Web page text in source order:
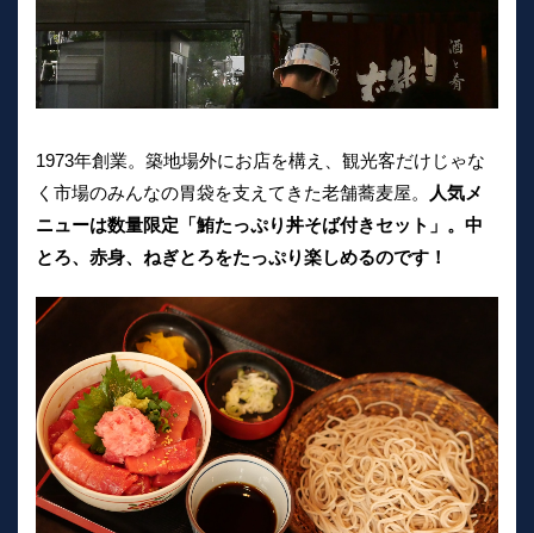
1973年創業。築地場外にお店を構え、観光客だけじゃな
く市場のみんなの胃袋を支えてきた老舗蕎麦屋。
人気メ
ニューは数量限定「鮪たっぷり丼そば付きセット」。中
とろ、赤身、ねぎとろをたっぷり楽しめるのです！